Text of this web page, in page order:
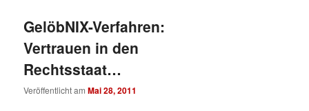
GelöbNIX-Verfahren:
Vertrauen in den
Rechtsstaat…
Veröffentlicht amMai 28, 2011